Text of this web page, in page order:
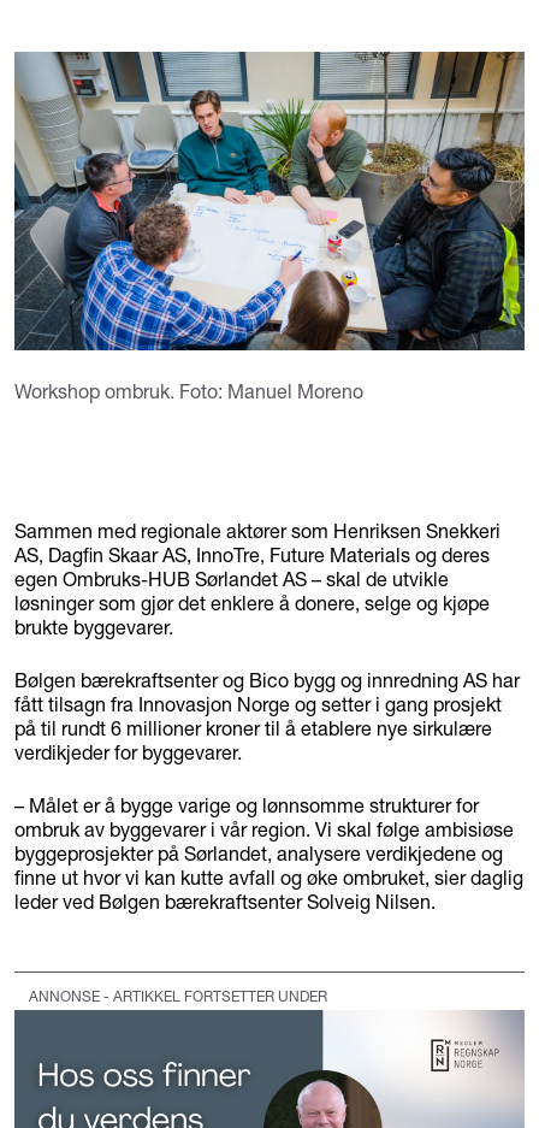
Workshop ombruk. Foto: Manuel Moreno
Sammen med regionale aktører som Henriksen Snekkeri
AS, Dagfin Skaar AS, InnoTre, Future Materials og deres
egen Ombruks-HUB Sørlandet AS – skal de utvikle
løsninger som gjør det enklere å donere, selge og kjøpe
brukte byggevarer.
Bølgen bærekraftsenter og Bico bygg og innredning AS har
fått tilsagn fra Innovasjon Norge og setter i gang prosjekt
på til rundt 6 millioner kroner til å etablere nye sirkulære
verdikjeder for byggevarer.
– Målet er å bygge varige og lønnsomme strukturer for
ombruk av byggevarer i vår region. Vi skal følge ambisiøse
byggeprosjekter på Sørlandet, analysere verdikjedene og
finne ut hvor vi kan kutte avfall og øke ombruket, sier daglig
leder ved Bølgen bærekraftsenter Solveig Nilsen.
ANNONSE - ARTIKKEL FORTSETTER UNDER